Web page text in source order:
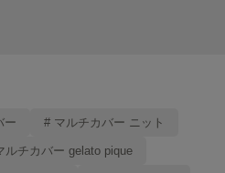
ー # マルチカバー ニット
ルチカバー gelato pique